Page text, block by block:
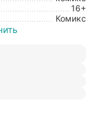
16+
Комикс